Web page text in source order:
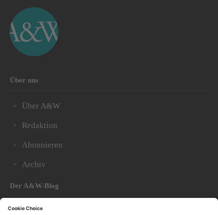
Über uns
Über A&W
Redaktion
Abonnieren
Archiv
Der A&W-Blog
DerA&W-Blog